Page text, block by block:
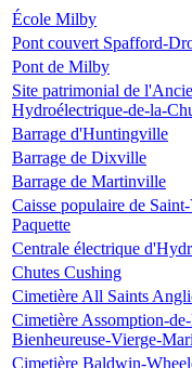
École Milby
Pont couvert Spafford-
Pont de Milby
Site patrimonial de
Hydroélectrique-de-la-
Barrage d'Huntingville
Barrage de Dixville
Barrage de Martinville
Caisse populaire de
Paquette
Centrale électrique
Chutes Cushing
Cimetière All Saints
Cimetière Assomption-
Bienheureuse-Vierge-
Cimetière Baldwin-